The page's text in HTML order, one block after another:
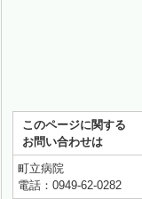
このページに関する
お問い合わせは
町立病院
電話：0949-62-0282